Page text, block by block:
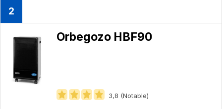
2
Orbegozo HBF90
3,8 (Notable)